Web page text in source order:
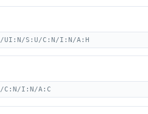
UI:N/S:U/C:N/I:N/A:H
C:N/I:N/A:C